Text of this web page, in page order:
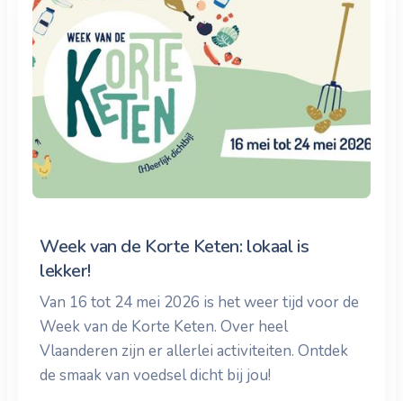
Week van de Korte Keten: lokaal is
lekker!
Van 16 tot 24 mei 2026 is het weer tijd voor de
Week van de Korte Keten. Over heel
Vlaanderen zijn er allerlei activiteiten. Ontdek
de smaak van voedsel dicht bij jou!